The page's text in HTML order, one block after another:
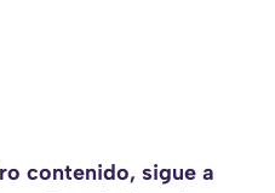
contenido, sigue a